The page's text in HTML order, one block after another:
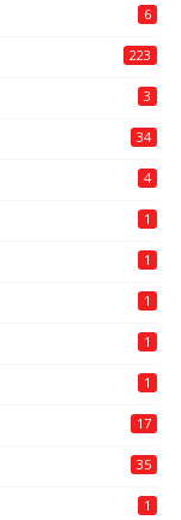
6
223
3
34
4
1
1
1
1
1
17
35
1